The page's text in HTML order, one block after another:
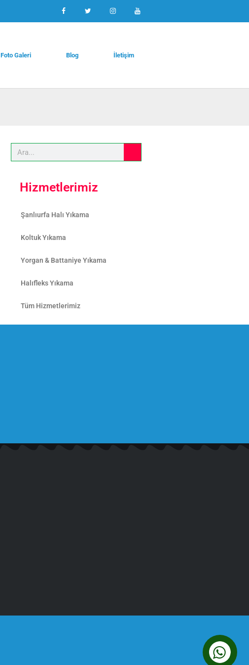
Foto Galeri Blog İletişim
Hizmetlerimiz
Şanlıurfa Halı Yıkama
Koltuk Yıkama
Yorgan & Battaniye Yıkama
Halıfleks Yıkama
Tüm Hizmetlerimiz